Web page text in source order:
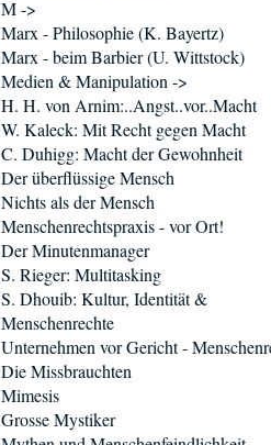
M ->
Marx - Philosophie (K. Bayertz)
Marx - beim Barbier (U. Wittstock)
Medien & Manipulation ->
H. H. von Arnim:..Angst..vor..Macht
W. Kaleck: Mit Recht gegen Macht
C. Duhigg: Macht der Gewohnheit
Der überflüssige Mensch
Nichts als der Mensch
Menschenrechtspraxis - vor Ort!
Der Minutenmanager
S. Rieger: Multitasking
S. Dhouib: Kultur, Identität &
Menschenrechte
Unternehmen vor Gericht -
Die Missbrauchten
Mimesis
Grosse Mystiker